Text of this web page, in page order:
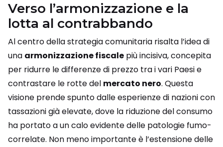
Verso l’armonizzazione e la
lotta al contrabbando
Al centro della strategia comunitaria risalta l’idea di
una armonizzazione fiscale più incisiva, concepita
per ridurre le differenze di prezzo tra i vari Paesi e
contrastare le rotte del mercato nero. Questa
visione prende spunto dalle esperienze di nazioni con
tassazioni già elevate, dove la riduzione del consumo
ha portato a un calo evidente delle patologie fumo-
correlate. Non meno importante è l’estensione delle